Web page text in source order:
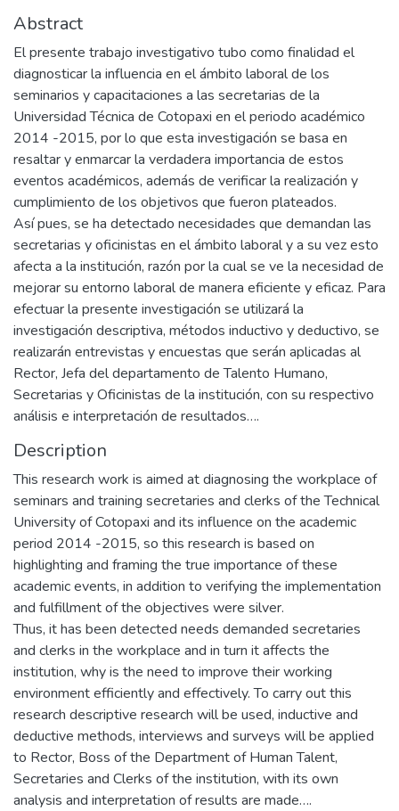
Abstract
El presente trabajo investigativo tubo como finalidad el
diagnosticar la influencia en el ámbito laboral de los
seminarios y capacitaciones a las secretarias de la
Universidad Técnica de Cotopaxi en el periodo académico
2014 -2015, por lo que esta investigación se basa en
resaltar y enmarcar la verdadera importancia de estos
eventos académicos, además de verificar la realización y
cumplimiento de los objetivos que fueron plateados.
Así pues, se ha detectado necesidades que demandan las
secretarias y oficinistas en el ámbito laboral y a su vez esto
afecta a la institución, razón por la cual se ve la necesidad de
mejorar su entorno laboral de manera eficiente y eficaz. Para
efectuar la presente investigación se utilizará la
investigación descriptiva, métodos inductivo y deductivo, se
realizarán entrevistas y encuestas que serán aplicadas al
Rector, Jefa del departamento de Talento Humano,
Secretarias y Oficinistas de la institución, con su respectivo
análisis e interpretación de resultados….
Description
This research work is aimed at diagnosing the workplace of
seminars and training secretaries and clerks of the Technical
University of Cotopaxi and its influence on the academic
period 2014 -2015, so this research is based on
highlighting and framing the true importance of these
academic events, in addition to verifying the implementation
and fulfillment of the objectives were silver.
Thus, it has been detected needs demanded secretaries
and clerks in the workplace and in turn it affects the
institution, why is the need to improve their working
environment efficiently and effectively. To carry out this
research descriptive research will be used, inductive and
deductive methods, interviews and surveys will be applied
to Rector, Boss of the Department of Human Talent,
Secretaries and Clerks of the institution, with its own
analysis and interpretation of results are made….